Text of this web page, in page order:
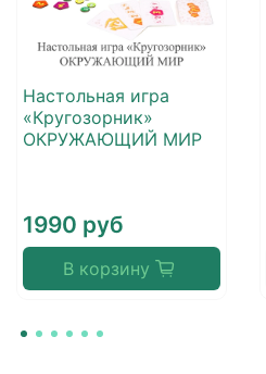
Настольная игра
«Кругозорник»
ОКРУЖАЮЩИЙ МИР
1990 руб
В корзину